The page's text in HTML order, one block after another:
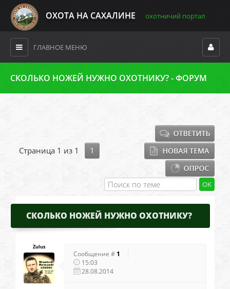
ОХОТА НА САХАЛИНЕ охотничий портал
ГЛАВНОЕ МЕНЮ
СКОЛЬКО НОЖЕЙ НУЖНО ОХОТНИКУ? - ФОРУМ
Страница 1 из 1 1
СКОЛЬКО НОЖЕЙ НУЖНО ОХОТНИКУ?
Zulus
Сообщение # 1
15:03
28.08.2014